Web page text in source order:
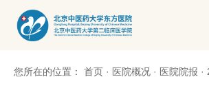
您所在的位置： 首页 · 医院概况 · 医院院报 ·